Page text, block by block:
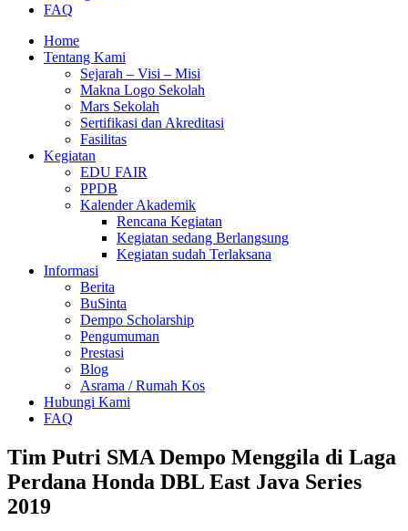
FAQ
Home
Tentang Kami
Sejarah – Visi – Misi
Makna Logo Sekolah
Mars Sekolah
Sertifikasi dan Akreditasi
Fasilitas
Kegiatan
EDU FAIR
PPDB
Kalender Akademik
Rencana Kegiatan
Kegiatan sedang Berlangsung
Kegiatan sudah Terlaksana
Informasi
Berita
BuSinta
Dempo Scholarship
Pengumuman
Prestasi
Blog
Asrama / Rumah Kos
Hubungi Kami
FAQ
Tim Putri SMA Dempo Menggila di Laga
Perdana Honda DBL East Java Series
2019